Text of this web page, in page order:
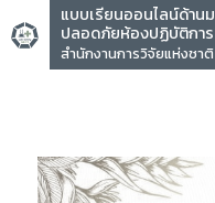
แบบเรียนออนไลน์ด้าน
ปลอดภัยห้องปฏิบัติการ
สำนักงานการวิจัยแห่งชาติ